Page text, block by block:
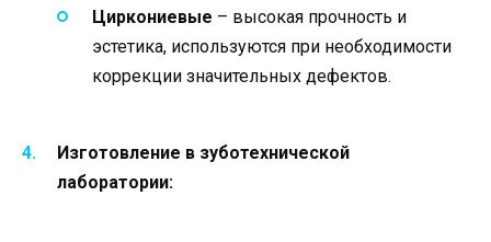
Циркониевые – высокая прочность и
эстетика, используются при необходимости
коррекции значительных дефектов.
Изготовление в зуботехнической
лаборатории: